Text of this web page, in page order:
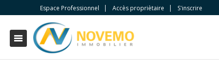
Espace Professionnel Accès propriètaire S'inscrire